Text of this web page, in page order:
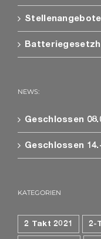
Stellenangebote
NEWS:
Geschlossen
Geschlossen
KATEGORIEN
2 Takt 2021 2-